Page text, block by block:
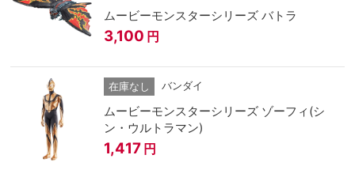
ムービーモンスターシリーズ バトラ
3,100 円
在庫なし バンダイ
ムービーモンスターシリーズ ゾーフィ(シ
ン・ウルトラマン)
1,417 円